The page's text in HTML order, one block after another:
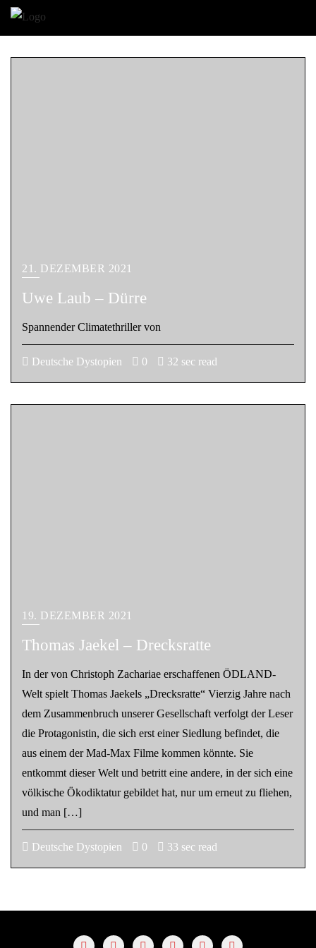
21. DEZEMBER 2021
Uwe Laub – Dürre
Spannender Climatethriller von
Deutsche Dystopien 0 32 sec read
19. DEZEMBER 2021
Thomas Jaekel – Drecksratte
In der von Christoph Zachariae erschaffenen ÖDLAND-
Welt spielt Thomas Jaekels „Drecksratte“ Vierzig Jahre nach
dem Zusammenbruch unserer Gesellschaft verfolgt der Leser
die Protagonistin, die sich erst einer Siedlung befindet, die
aus einem der Mad-Max Filme kommen könnte. Sie
entkommt dieser Welt und betritt eine andere, in der sich eine
völkische Ökodiktatur gebildet hat, nur um erneut zu fliehen,
und man […]
Deutsche Dystopien 0 33 sec read